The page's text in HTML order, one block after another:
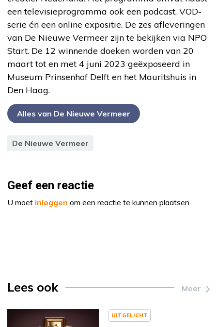
een televisieprogramma ook een podcast, VOD-
serie én een online expositie. De zes afleveringen
van De Nieuwe Vermeer zijn te bekijken via NPO
Start. De 12 winnende doeken worden van 20
maart tot en met 4 juni 2023 geëxposeerd in
Museum Prinsenhof Delft en het Mauritshuis in
Den Haag.
Alles van De Nieuwe Vermeer
De Nieuwe Vermeer
Geef een reactie
U moet inloggen om een reactie te kunnen plaatsen.
Lees ook Meer
UITGELICHT